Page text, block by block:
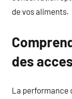
de vos aliments.
des
La performance